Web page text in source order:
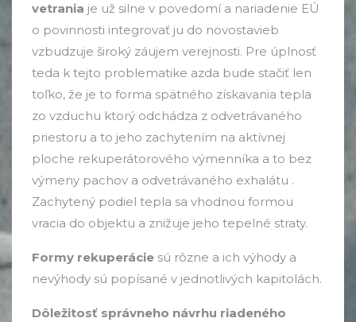
vetrania je už silne v povedomí a nariadenie EÚ
o povinnosti integrovať ju do novostavieb
vzbudzuje široký záujem verejnosti. Pre úplnosť
teda k tejto problematike azda bude stačiť len
toľko, že je to forma spätného získavania tepla
zo vzduchu ktorý odchádza z odvetrávaného
priestoru a to jeho zachytením na aktívnej
ploche rekuperátorového výmenníka a to bez
výmeny pachov a odvetrávaného exhalátu .
Zachytený podiel tepla sa vhodnou formou
vracia do objektu a znižuje jeho tepelné straty.
Formy rekuperácie sú rôzne a ich výhody a
nevýhody sú popísané v jednotlivých kapitolách.
Dôležitosť správneho návrhu riadeného